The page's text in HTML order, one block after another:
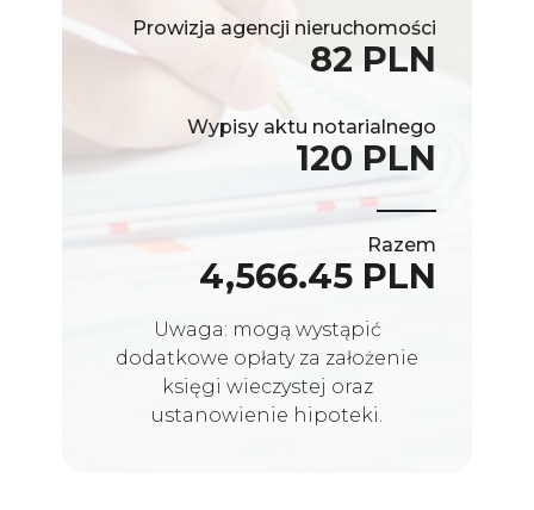
Prowizja agencji nieruchomości
82 PLN
Wypisy aktu notarialnego
120 PLN
Razem
4,566.45 PLN
Uwaga: mogą wystąpić
dodatkowe opłaty za założenie
księgi wieczystej oraz
ustanowienie hipoteki.